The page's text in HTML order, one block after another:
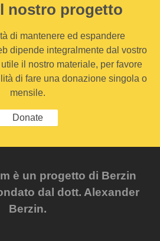
nostro progetto
di mantenere ed espandere
dipende integralmente dal vostro
il nostro materiale, per favore
di fare una donazione singola o
mensile.
Donate
è un progetto di Berzin
dal dott. Alexander
Berzin.